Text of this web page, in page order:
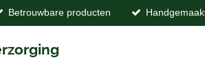
Betrouwbare producten